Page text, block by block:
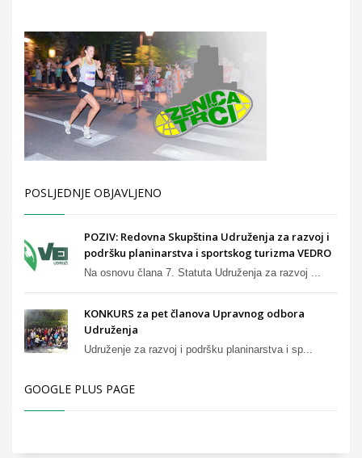
POSLJEDNJE OBJAVLJENO
POZIV: Redovna Skupština Udruženja za razvoj i
podršku planinarstva i sportskog turizma VEDRO
Na osnovu člana 7. Statuta Udruženja za razvoj ...
KONKURS za pet članova Upravnog odbora
Udruženja
Udruženje za razvoj i podršku planinarstva i sp...
GOOGLE PLUS PAGE